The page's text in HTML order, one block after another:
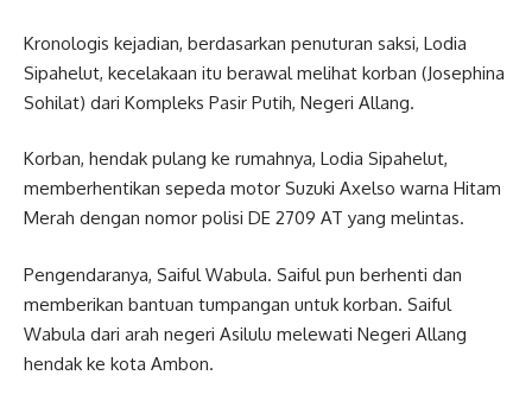
Kronologis kejadian, berdasarkan penuturan saksi, Lodia
Sipahelut, kecelakaan itu berawal melihat korban (Josephina
Sohilat) dari Kompleks Pasir Putih, Negeri Allang.
Korban, hendak pulang ke rumahnya, Lodia Sipahelut,
memberhentikan sepeda motor Suzuki Axelso warna Hitam
Merah dengan nomor polisi DE 2709 AT yang melintas.
Pengendaranya, Saiful Wabula. Saiful pun berhenti dan
memberikan bantuan tumpangan untuk korban. Saiful
Wabula dari arah negeri Asilulu melewati Negeri Allang
hendak ke kota Ambon.